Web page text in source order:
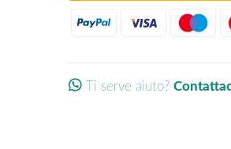
Ti serve aiuto?